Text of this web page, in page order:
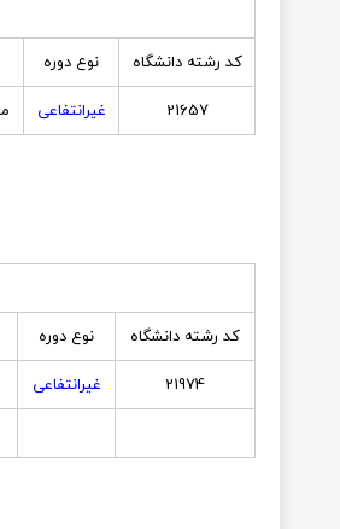
کد رشته دانشگاه
نوع دوره
21657
غیرانتفاعی
کد رشته دانشگاه
نوع دوره
21974
غیرانتفاعی